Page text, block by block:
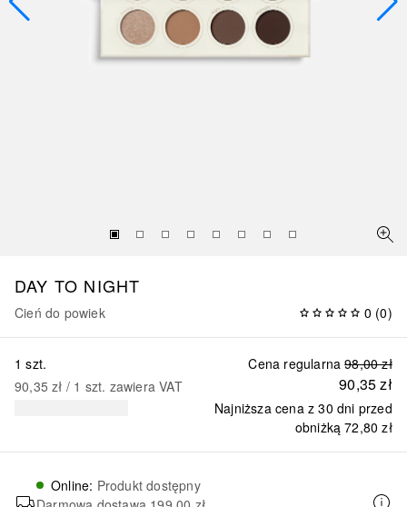
DAY TO NIGHT
Cień do powiek 0 (0)
Cena regularna 98,00 zł
90,35 zł
Najniższa cena z 30 dni przed
obniżką 72,80 zł
1 szt.
90,35 zł / 1 szt. zawiera VAT
Online: Produkt dostępny